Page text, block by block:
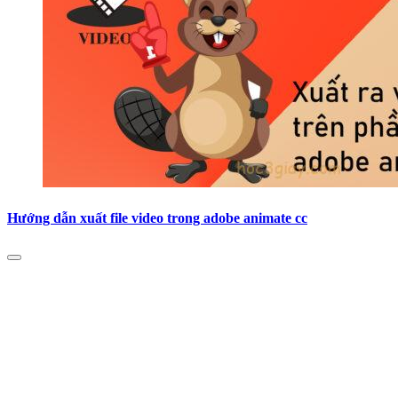
Hướng dẫn xuất file video trong adobe animate cc